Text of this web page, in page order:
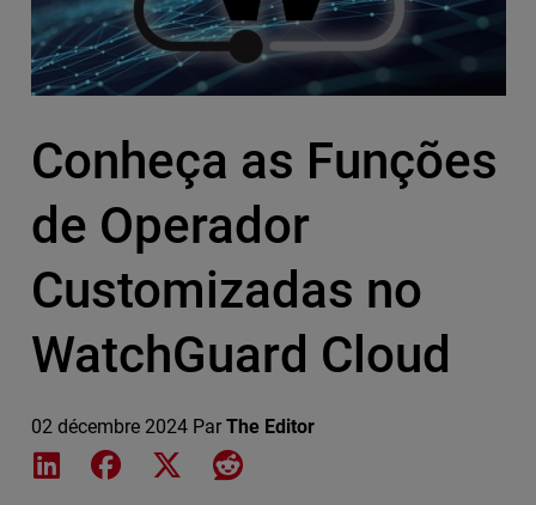
Conheça as Funções
de Operador
Customizadas no
WatchGuard Cloud
02 décembre 2024 Par The Editor
Share on LinkedIn
Share on Facebook
Share on XShare on Reddit